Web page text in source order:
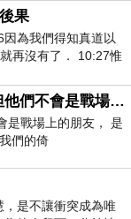
果
為我們得知真道以
再沒有了． 10:27惟
人的烈火
我們在國外留學時會結交一些好朋友: 但他們不會是戰場上的朋友
是戰場上的朋友， 是
們的倚
是不讓衝突成為唯